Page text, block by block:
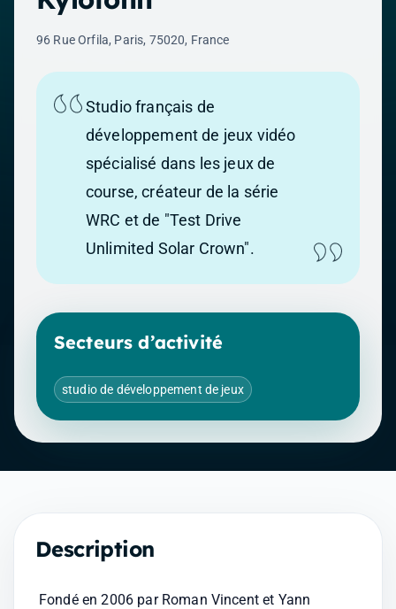
96 Rue Orfila, Paris, 75020, France
Studio français de
développement de jeux vidéo
spécialisé dans les jeux de
course, créateur de la série
WRC et de "Test Drive
Unlimited Solar Crown".
Secteurs d’activité
studio de développement de jeux
Description
Fondé en 2006 par Roman Vincent et Yann